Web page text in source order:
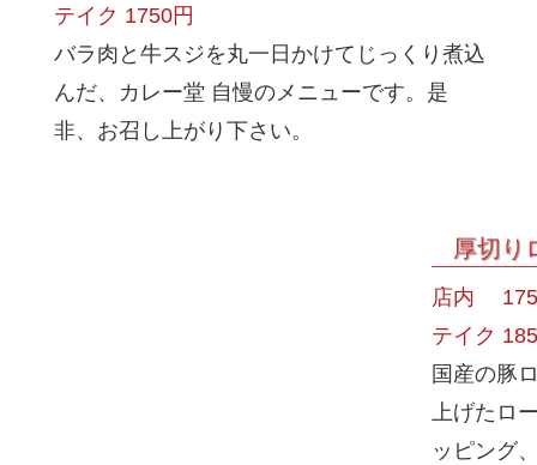
テイク 1750円
バラ肉と牛スジを丸一日かけてじっくり煮込
んだ、カレー堂 自慢のメニューです。是
非、お召し上がり下さい。
厚切り
店内
テイク
国産の豚
上げたロ
ッピング